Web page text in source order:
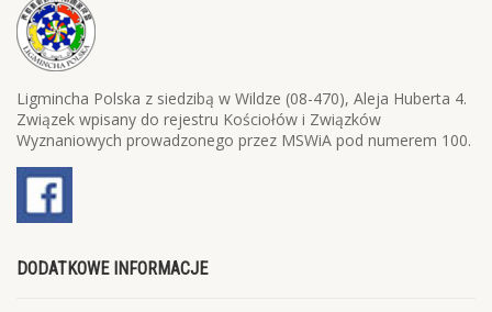
Ligmincha Polska z siedzibą w Wildze (08-470), Aleja Huberta 4.
Związek wpisany do rejestru Kościołów i Związków
Wyznaniowych prowadzonego przez MSWiA pod numerem 100.
DODATKOWE INFORMACJE